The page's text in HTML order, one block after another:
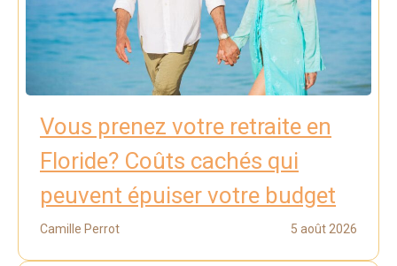
Vous prenez votre retraite en
Floride? Coûts cachés qui
peuvent épuiser votre budget
Camille Perrot 5 août 2026